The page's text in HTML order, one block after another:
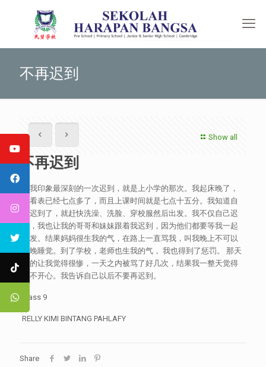
不再迟到
Show all
不再迟到
让我印象最深刻的一次迟到，就是上小学的那次。我起床晚了，
一看表已经七点多了，而且上课时间就是七点十五分。我知道自
己迟到了，就赶快洗澡、洗脸、穿校服然后出发。我不仅自己迟
到，我也让我的哥哥和妹妹跟着我迟到，因为他们都要等我一起
出发。结果妈妈很生我的气，在路上一直骂我，叫我晚上不可以
太晚睡觉。到了学校，老师也生我的气， 我也得到了惩罚。 那天
真的让我觉得很惨，一天之内被骂了好几次，结果我一整天觉得
很不开心。我告诉自己以后不要再迟到。
Class 9
RELLY KIMI BINTANG PAHLAFY
Share